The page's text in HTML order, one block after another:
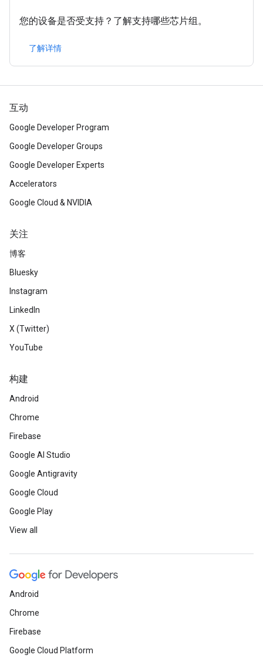
您的设备是否受支持？了解支持哪些芯片组。
了解详情
互动
Google Developer Program
Google Developer Groups
Google Developer Experts
Accelerators
Google Cloud & NVIDIA
关注
博客
Bluesky
Instagram
LinkedIn
X (Twitter)
YouTube
构建
Android
Chrome
Firebase
Google AI Studio
Google Antigravity
Google Cloud
Google Play
View all
Android
Chrome
Firebase
Google Cloud Platform